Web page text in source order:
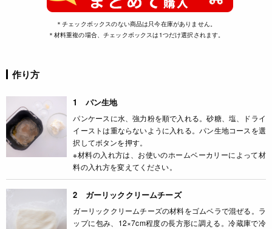
＊チェックボックスのない商品は只今在庫がありません。
＊材料重複の場合、チェックボックスは1つだけ選択されます。
作り方
1 パン生地
パンケースに水、強力粉を順で入れる。砂糖、塩、ドライ
イーストは重ならないように入れる。パン生地コースを選
択してボタンを押す。
※材料の入れ方は、お使いのホームベーカリーによって材
料の入れ方を変えてください。
2 ガーリッククリームチーズ
ガーリッククリームチーズの材料をゴムベラで混ぜる。ラ
ップに包み、12×7cm程度の長方形に調える。冷蔵庫で冷